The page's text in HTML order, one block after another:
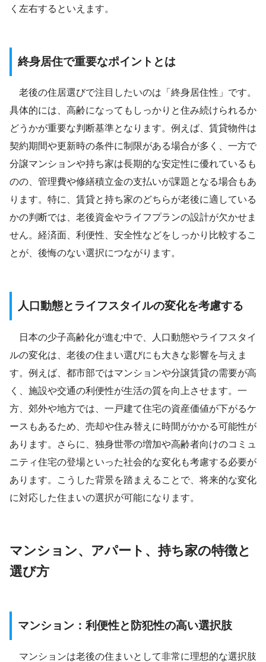
く左右するといえます。
終身居住で重要なポイントとは
老後の住居選びで注目したいのは「終身居住性」です。
具体的には、高齢になってもしっかりと住み続けられるか
どうかが重要な判断基準となります。例えば、賃貸物件は
契約期間や更新時の条件に制限がある場合が多く、一方で
分譲マンションや持ち家は長期的な安定性に優れているも
のの、管理費や修繕積立金の支払いが課題となる場合もあ
ります。特に、賃貸と持ち家のどちらが老後に適している
かの判断では、老後資金やライフプランの設計が欠かせま
せん。経済面、利便性、安全性などをしっかり比較するこ
とが、後悔のない選択につながります。
人口動態とライフスタイルの変化を考慮する
日本の少子高齢化が進む中で、人口動態やライフスタイ
ルの変化は、老後の住まい選びにも大きな影響を与えま
す。例えば、都市部ではマンションや分譲賃貸の需要が高
く、施設や交通の利便性が生活の質を向上させます。一
方、郊外や地方では、一戸建て住宅の資産価値が下がるケ
ースもあるため、売却や住み替えに時間がかかる可能性が
あります。さらに、独身世帯の増加や高齢者向けのコミュ
ニティ住宅の登場といった社会的な変化も考慮する必要が
あります。こうした背景を踏まえることで、将来的な変化
に対応した住まいの選択が可能になります。
マンション、アパート、持ち家の特徴と
選び方
マンション：利便性と防犯性の高い選択肢
マンションは老後の住まいとして非常に理想的な選択肢